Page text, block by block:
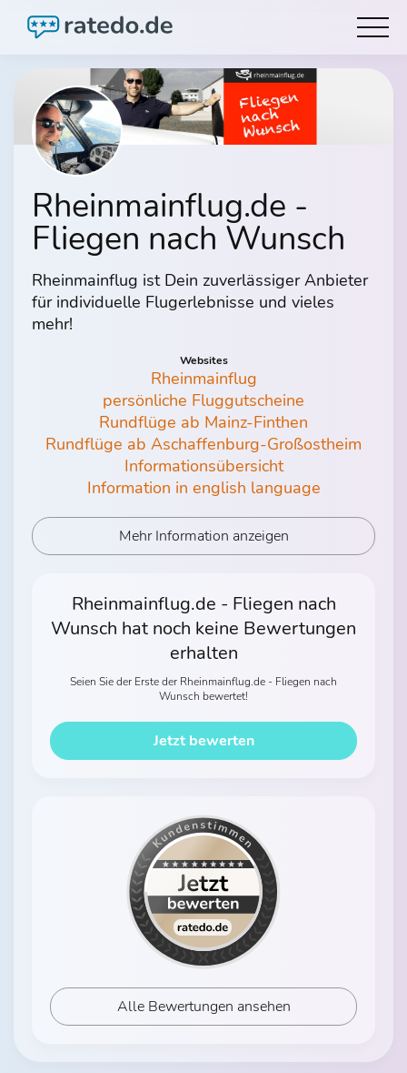
Rheinmainflug.de -
Fliegen nach Wunsch
Rheinmainflug ist Dein zuverlässiger Anbieter
für individuelle Flugerlebnisse und vieles
mehr!
Websites
Rheinmainflug
persönliche Fluggutscheine
Rundflüge ab Mainz-Finthen
Rundflüge ab Aschaffenburg-Großostheim
Informationsübersicht
Information in english language
Mehr Information anzeigen
Rheinmainflug.de - Fliegen nach
Wunsch hat noch keine Bewertungen
erhalten
Seien Sie der Erste der Rheinmainflug.de - Fliegen nach
Wunsch bewertet!
Jetzt bewerten
Alle Bewertungen ansehen